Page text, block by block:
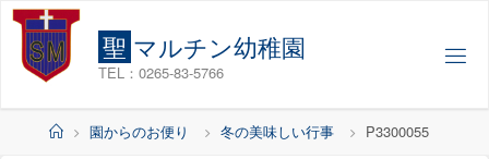
コ
聖 マルチン幼稚園
TEL：0265-83-5766
ホ
園からのお便り 冬の美味しい行事 P3300055